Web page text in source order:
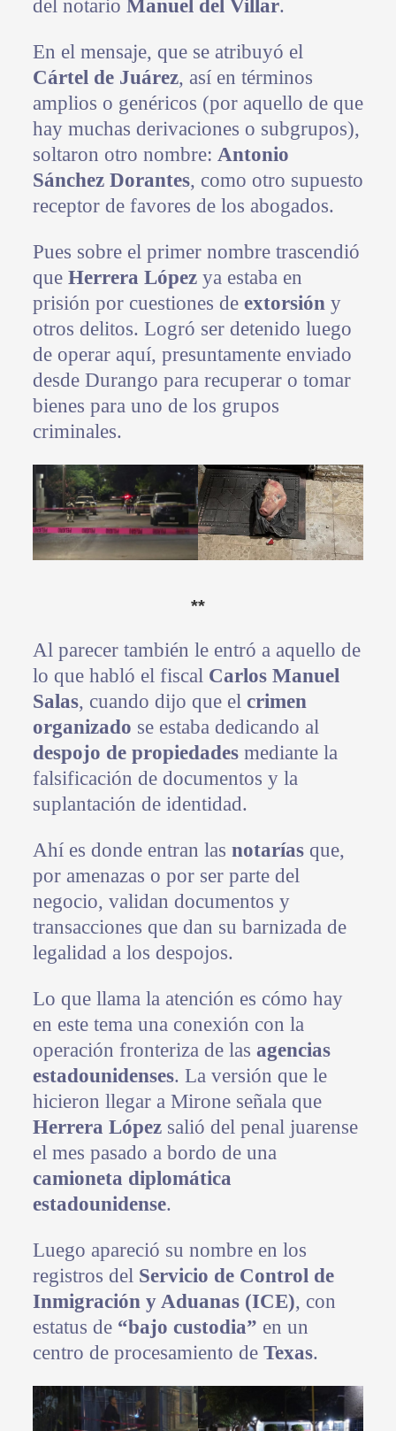
del notario Manuel del Villar.
En el mensaje, que se atribuyó el
Cártel de Juárez, así en términos
amplios o genéricos (por aquello de que
hay muchas derivaciones o subgrupos),
soltaron otro nombre: Antonio
Sánchez Dorantes, como otro supuesto
receptor de favores de los abogados.
Pues sobre el primer nombre trascendió
que Herrera Lópezya estaba en
prisión por cuestiones de extorsióny
otros delitos. Logró ser detenido luego
de operar aquí, presuntamente enviado
desde Durango para recuperar o tomar
bienes para uno de los grupos
criminales.
**
Al parecer también le entró a aquello de
lo que habló el fiscal Carlos Manuel
Salas, cuando dijo que el crimen
organizado se estaba dedicando al
despojo de propiedadesmediante la
falsificación de documentos y la
suplantación de identidad.
Ahí es donde entran las notaríasque,
por amenazas o por ser parte del
negocio, validan documentos y
transacciones que dan su barnizada de
legalidad a los despojos.
Lo que llama la atención es cómo hay
en este tema una conexión con la
operación fronteriza de las agencias
estadounidenses. La versión que le
hicieron llegar a Mirone señala que
Herrera Lópezsalió del penal juarense
el mes pasado a bordo de una
camioneta diplomática
estadounidense.
Luego apareció su nombre en los
registros del Servicio de Control de
Inmigración y Aduanas (ICE), con
estatus de “bajo custodia” en un
centro de procesamiento de Texas.